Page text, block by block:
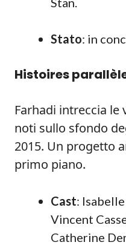
Stato: in
Histoires
Farhadi intreccia le
noti sullo sfondo
2015. Un progetto
primo piano.
Cast:
Vincent
Catherine